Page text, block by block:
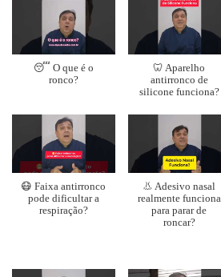
😴 O que é o
ronco?
🦷 Aparelho
antirronco de
silicone funciona?
😷 Faixa antirronco
pode dificultar a
respiração?
👃 Adesivo nasal
realmente funciona
para parar de
roncar?